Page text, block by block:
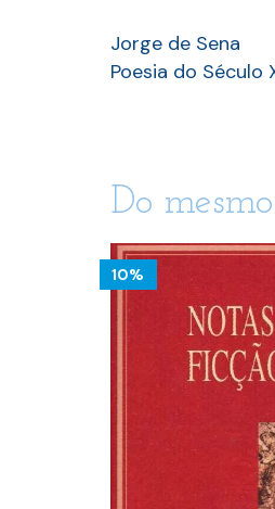
Jorge de Sena
Poesia do Século
Do
10%